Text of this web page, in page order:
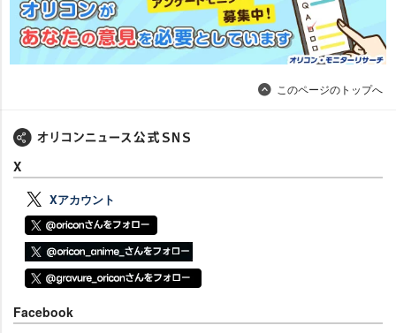
このページのトップへ
X
Xアカウント
Facebook